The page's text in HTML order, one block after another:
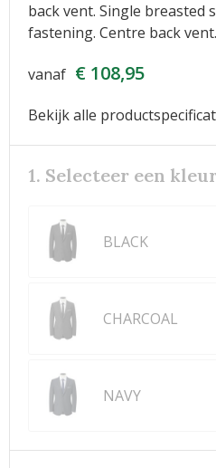
back vent. Single breasted
fastening. Centre back vent.
vanaf € 108,95
Bekijk alle
1. Selecteer een
BLACK
CHARCOAL
NAVY